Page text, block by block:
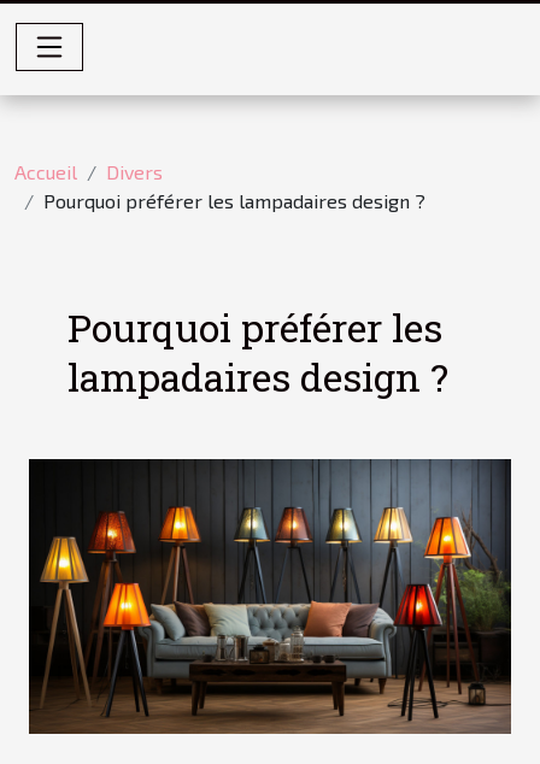
Accueil
Divers
Pourquoi préférer les lampadaires design ?
Pourquoi préférer les
lampadaires design ?